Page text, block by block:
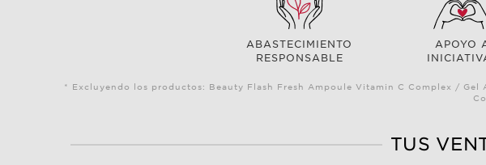
ABASTECIMIENTO
RESPONSABLE
APOYO
* Excluyendo los productos: Beauty Flash Fresh Ampoule Vitamin C Complex /
TUS